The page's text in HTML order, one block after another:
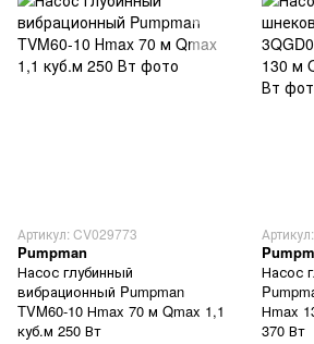
Артикул: CV029773
Pumpman
Насос глубинный
вибрационный Pumpman
TVM60-10 Нmax 70 м Qmax 1,1
куб.м 250 Вт
Насос
Нmax
370 Вт